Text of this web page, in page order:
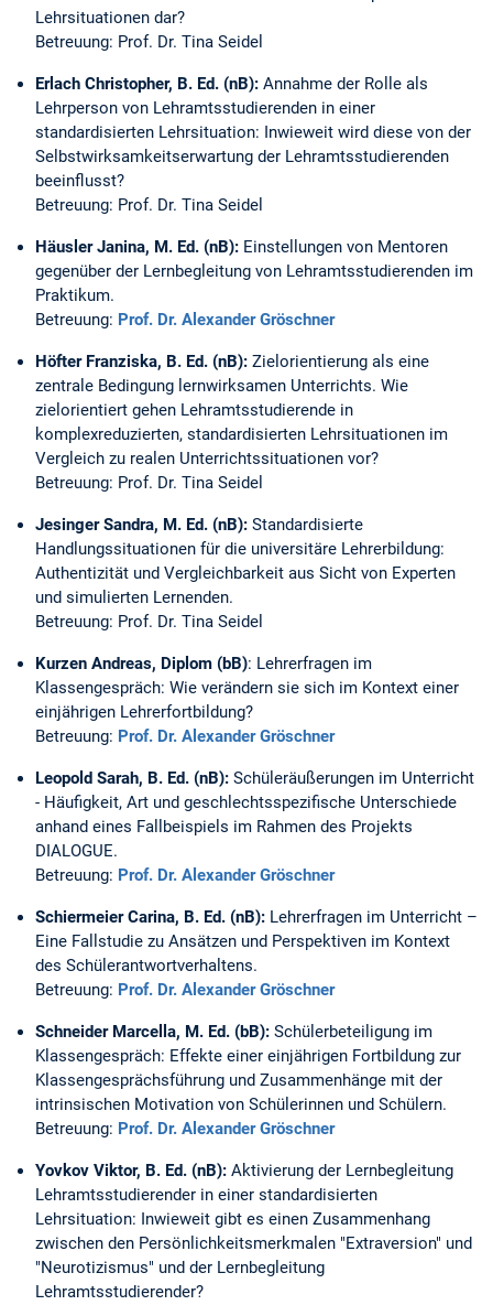
Lehrsituationen dar?
Betreuung: Prof. Dr. Tina Seidel
Erlach Christopher, B. Ed. (nB): Annahme der Rolle als
Lehrperson von Lehramtsstudierenden in einer
standardisierten Lehrsituation: Inwieweit wird diese von der
Selbstwirksamkeitserwartung der Lehramtsstudierenden
beeinflusst?
Betreuung: Prof. Dr. Tina Seidel
Häusler Janina, M. Ed. (nB): Einstellungen von Mentoren
gegenüber der Lernbegleitung von Lehramtsstudierenden im
Praktikum.
Betreuung: Prof. Dr. Alexander Gröschner
Höfter Franziska, B. Ed. (nB): Zielorientierung als eine
zentrale Bedingung lernwirksamen Unterrichts. Wie
zielorientiert gehen Lehramtsstudierende in
komplexreduzierten, standardisierten Lehrsituationen im
Vergleich zu realen Unterrichtssituationen vor?
Betreuung: Prof. Dr. Tina Seidel
Jesinger Sandra, M. Ed. (nB): Standardisierte
Handlungssituationen für die universitäre Lehrerbildung:
Authentizität und Vergleichbarkeit aus Sicht von Experten
und simulierten Lernenden.
Betreuung: Prof. Dr. Tina Seidel
Kurzen Andreas, Diplom (bB): Lehrerfragen im
Klassengespräch: Wie verändern sie sich im Kontext einer
einjährigen Lehrerfortbildung?
Betreuung: Prof. Dr. Alexander Gröschner
Leopold Sarah, B. Ed. (nB): Schüleräußerungen im Unterricht
- Häufigkeit, Art und geschlechtsspezifische Unterschiede
anhand eines Fallbeispiels im Rahmen des Projekts
DIALOGUE.
Betreuung: Prof. Dr. Alexander Gröschner
Schiermeier Carina, B. Ed. (nB): Lehrerfragen im Unterricht –
Eine Fallstudie zu Ansätzen und Perspektiven im Kontext
des Schülerantwortverhaltens.
Betreuung: Prof. Dr. Alexander Gröschner
Schneider Marcella, M. Ed. (bB): Schülerbeteiligung im
Klassengespräch: Effekte einer einjährigen Fortbildung zur
Klassengesprächsführung und Zusammenhänge mit der
intrinsischen Motivation von Schülerinnen und Schülern.
Betreuung: Prof. Dr. Alexander Gröschner
Yovkov Viktor, B. Ed. (nB): Aktivierung der Lernbegleitung
Lehramtsstudierender in einer standardisierten
Lehrsituation: Inwieweit gibt es einen Zusammenhang
zwischen den Persönlichkeitsmerkmalen "Extraversion" und
"Neurotizismus" und der Lernbegleitung
Lehramtsstudierender?